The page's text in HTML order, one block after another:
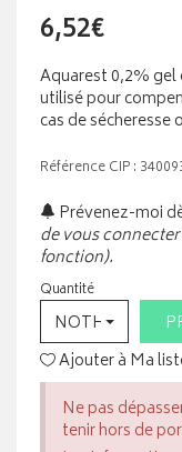
6,52€
Aquarest 0,2%
utilisé pour
cas de sécheresse
Référence CIP :
Prévenez-moi
de vous
fonction).
Quantité
NOTHING
Ajouter à Ma
Ne pas
tenir hors de